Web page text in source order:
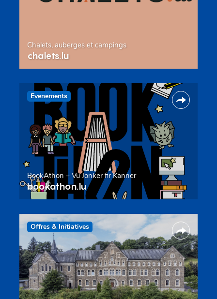
Chalets, auberges et campings
chalets.lu
Evenements
BookAthon – Vu Jonker fir Kanner
bookathon.lu
Offres & Initiatives